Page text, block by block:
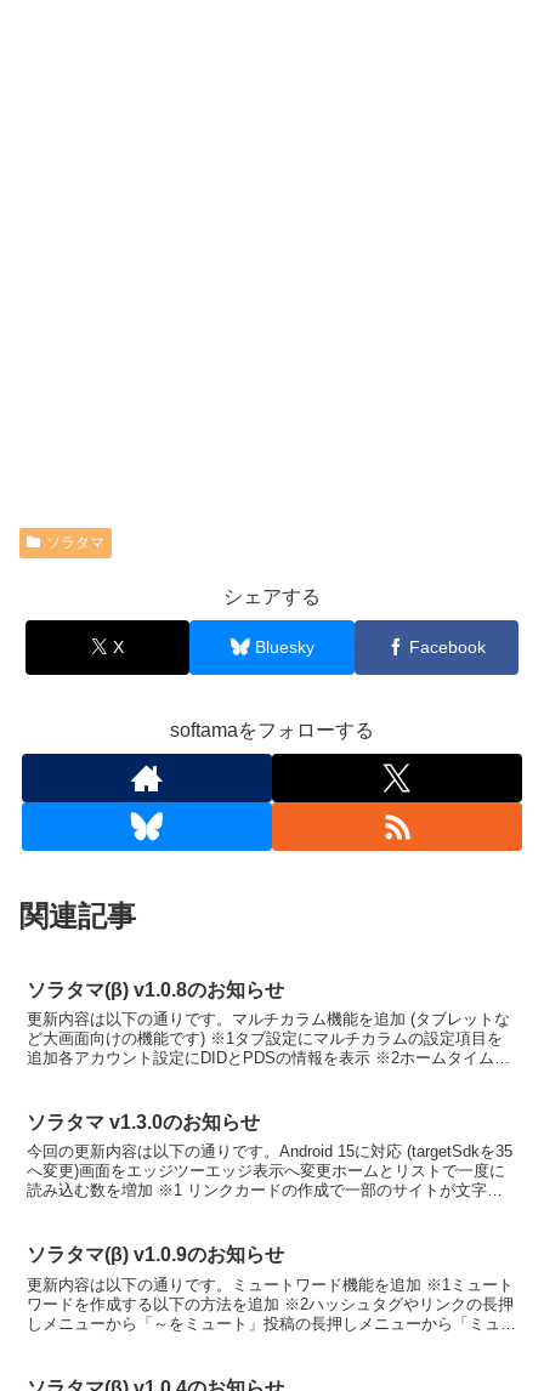
ソラタマ
シェアする
X Bluesky Facebook
softamaをフォローする
関連記事
ソラタマ(β) v1.0.8のお知らせ
更新内容は以下の通りです。マルチカラム機能を追加 (タブレットな
ど大画面向けの機能です) ※1タブ設定にマルチカラムの設定項目を
追加各アカウント設定にDIDとPDSの情報を表示 ※2ホームタイムラ
ソラタマ v1.3.0のお知らせ
今回の更新内容は以下の通りです。Android 15に対応 (targetSdkを35
へ変更)画面をエッジツーエッジ表示へ変更ホームとリストで一度に
読み込む数を増加 ※1 リンクカードの作成で一部のサイトが文字化
ソラタマ(β) v1.0.9のお知らせ
更新内容は以下の通りです。ミュートワード機能を追加 ※1ミュート
ワードを作成する以下の方法を追加 ※2ハッシュタグやリンクの長押
しメニューから「～をミュート」投稿の長押しメニューから「ミュー